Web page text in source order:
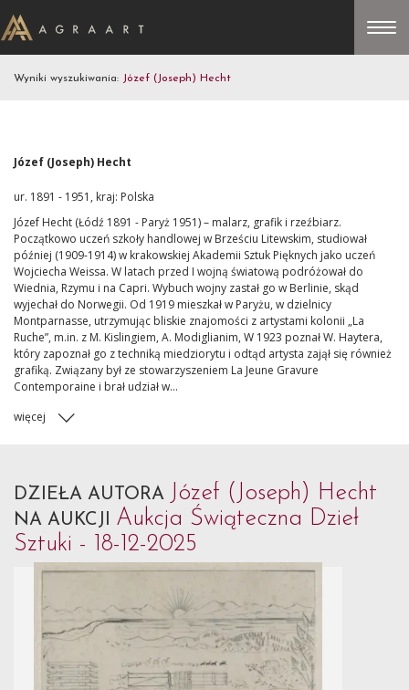
Wyniki wyszukiwania: Józef (Joseph) Hecht
Józef (Joseph) Hecht
ur. 1891 - 1951, kraj: Polska
Józef Hecht (Łódź 1891 - Paryż 1951) – malarz, grafik i rzeźbiarz.
Początkowo uczeń szkoły handlowej w Brześciu Litewskim, studiował
później (1909-1914) w krakowskiej Akademii Sztuk Pięknych jako uczeń
Wojciecha Weissa. W latach przed I wojną światową podróżował do
Wiednia, Rzymu i na Capri. Wybuch wojny zastał go w Berlinie, skąd
wyjechał do Norwegii. Od 1919 mieszkał w Paryżu, w dzielnicy
Montparnasse, utrzymując bliskie znajomości z artystami kolonii „La
Ruche”, m.in. z M. Kislingiem, A. Modiglianim, W 1923 poznał W. Haytera,
który zapoznał go z techniką miedziorytu i odtąd artysta zajął się również
grafiką. Związany był ze stowarzyszeniem La Jeune Gravure
Contemporaine i brał udział w...
więcej
DZIEŁA AUTORA Józef (Joseph) Hecht
NA AUKCJI Aukcja Świąteczna Dzieł
Sztuki - 18-12-2025